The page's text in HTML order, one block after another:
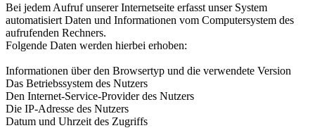
Bei jedem Aufruf unserer Internetseite erfasst unser System
automatisiert Daten und Informationen vom Computersystem des
aufrufenden Rechners.
Folgende Daten werden hierbei erhoben:
Informationen über den Browsertyp und die verwendete Version
Das Betriebssystem des Nutzers
Den Internet-Service-Provider des Nutzers
Die IP-Adresse des Nutzers
Datum und Uhrzeit des Zugriffs